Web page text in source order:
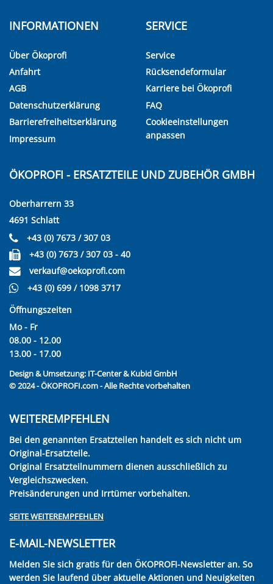
INFORMATIONEN
Über Ökoprofi
Anfahrt
AGB
Datenschutzerklärung
Barrierefreiheitserklärung
Impressum
SERVICE
Service
Rücksendeformular
Karriere bei Ökoprofi
FAQ
Cookieeinstellungen
anpassen
ÖKOPROFI - ERSATZTEILE UND ZUBEHÖR GMBH
Oberharrern 33
4691 Schlatt
+43 (0) 7673 / 307 03
+43 (0) 7673 / 307 03 - 40
verkauf@oekoprofi.com
+43 (0) 699 / 1098 3717
Öffnungszeiten
Mo - Fr
08.00 - 12.00
13.00 - 17.00
Design & Umsetzung: IT-Center & Kubid GmbH
© 2024 - ÖKOPROFI.com - Alle Rechte vorbehalten
WEITEREMPFEHLEN
Bei den genannten Ersatzteilen handelt es sich nicht um
Original-Ersatzteile.
Original Ersatzteilnummern dienen ausschließlich zu
Vergleichszwecken.
Preisänderungen und Irrtümer vorbehalten.
SEITE WEITEREMPFEHLEN
E-MAIL-NEWSLETTER
Melden Sie sich gratis für den ÖKOPROFI-Newsletter an. So
werden Sie laufend über aktuelle Aktionen und Neuigkeiten